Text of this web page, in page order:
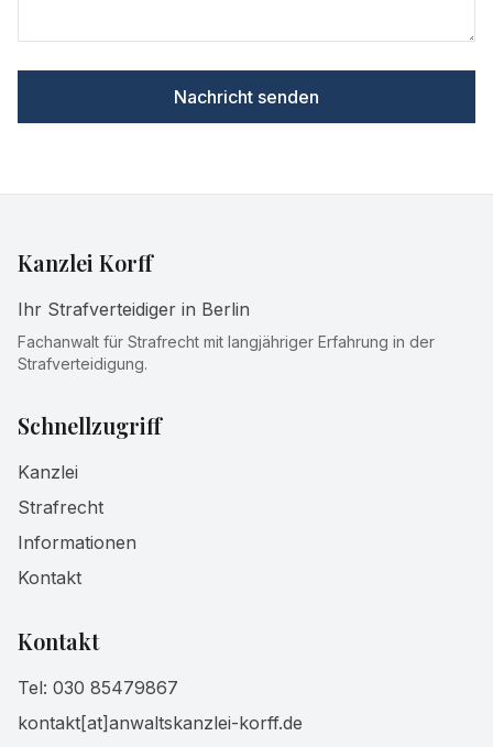
Nachricht senden
Kanzlei Korff
Ihr Strafverteidiger in Berlin
Fachanwalt für Strafrecht mit langjähriger Erfahrung in der
Strafverteidigung.
Schnellzugriff
Kanzlei
Strafrecht
Informationen
Kontakt
Kontakt
Tel: 030 85479867
kontakt[at]anwaltskanzlei-korff.de